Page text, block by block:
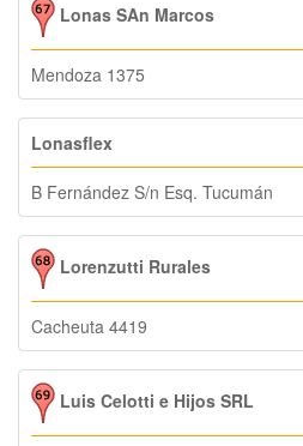
Lonas SAn Marcos
Mendoza 1375
Lonasflex
B Fernández S/n Esq. Tucumán
Lorenzutti Rurales
Cacheuta 4419
Luis Celotti e Hijos SRL